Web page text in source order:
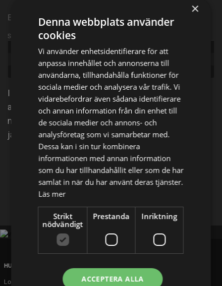
Episode 25
Sändningsinformation
Publicerad:
Dramatiskt apoteksrån
Dokumentär
I Norrköping stormar maskerade personer in på ett
apotek. De tvingar de till sig stora mängder
narkotikaklassade läkemedel och polis tar upp
jakten.
Facebook
HUVUDKONTOR
London
×
Denna webbplats använder
cookies
Vi använder enhetsidentifierare för att
anpassa innehållet och annonserna till
användarna, tillhandahålla funktioner för
sociala medier och analysera vår trafik. Vi
vidarebefordrar även sådana identifierare
och annan information från din enhet till
de sociala medier och annons- och
analysföretag som vi samarbetar med.
Dessa kan i sin tur kombinera
informationen med annan information
som du har tillhandahållit eller som de har
samlat in när du har använt deras tjänster.
Läs mer
Strikt
nödvändigt
Prestanda Inriktning
ACCEPTERA ALLA